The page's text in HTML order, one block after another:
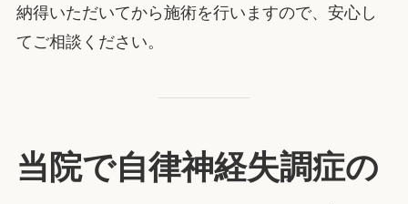
納得いただいてから施術を行いますので、安心し
てご相談ください。
当院で自律神経失調症の